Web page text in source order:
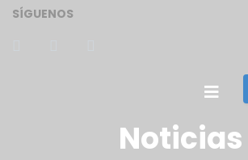
SÍGUENOS
Noticias